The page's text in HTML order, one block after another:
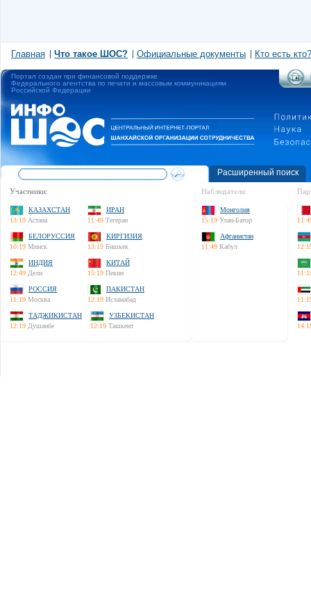
Главная Что такое ШОС? Официальные документы Кто есть кто?
Портал создан при финансовой поддержке
Федерального агентства по печати и массовым коммуникациям
Российской Федерации
Расширенный поиск
Участники:
КАЗАХСТАН
13:19 Астана
ИРАН
11:49 Тегеран
БЕЛОРУССИЯ
10:19 Минск
КИРГИЗИЯ
13:19 Бишкек
ИНДИЯ
12:49 Дели
КИТАЙ
15:19 Пекин
РОССИЯ
11:19 Москва
ПАКИСТАН
12:19 Исламабад
ТАДЖИКИСТАН
12:19 Душанбе
УЗБЕКИСТАН
12:19 Ташкент
Наблюдатели:
Монголия
15:19 Улан-Батор
Афганистан
11:49 Кабул